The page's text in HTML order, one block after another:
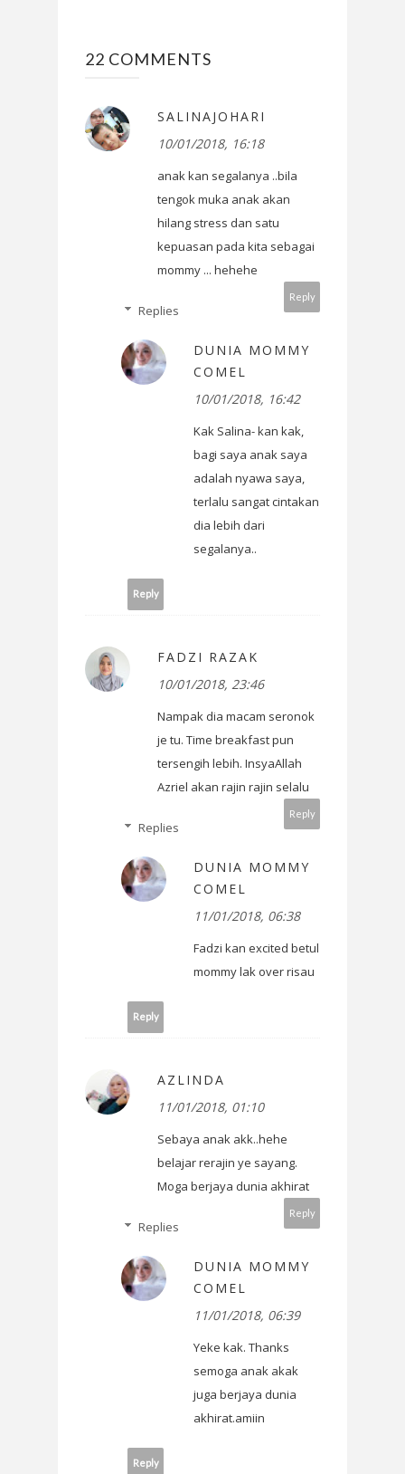
22 COMMENTS
SALINAJOHARI
10/01/2018, 16:18
anak kan segalanya ..bila
tengok muka anak akan
hilang stress dan satu
kepuasan pada kita sebagai
mommy ... hehehe
Reply
Replies
DUNIA MOMMY
COMEL
10/01/2018, 16:42
Kak Salina- kan kak,
bagi saya anak saya
adalah nyawa saya,
terlalu sangat cintakan
dia lebih dari
segalanya..
Reply
FADZI RAZAK
10/01/2018, 23:46
Nampak dia macam seronok
je tu. Time breakfast pun
tersengih lebih. InsyaAllah
Azriel akan rajin rajin selalu
Reply
Replies
DUNIA MOMMY
COMEL
11/01/2018, 06:38
Fadzi kan excited betul
mommy lak over risau
Reply
AZLINDA
11/01/2018, 01:10
Sebaya anak akk..hehe
belajar rerajin ye sayang.
Moga berjaya dunia akhirat
Reply
Replies
DUNIA MOMMY
COMEL
11/01/2018, 06:39
Yeke kak. Thanks
semoga anak akak
juga berjaya dunia
akhirat.amiin
Reply